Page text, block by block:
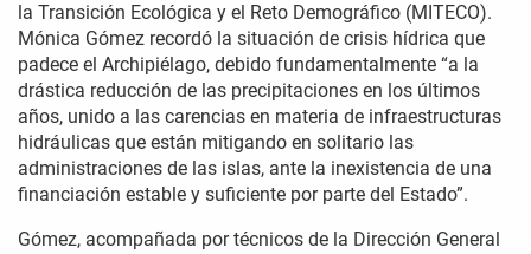
la Transición Ecológica y el Reto Demográfico (MITECO).
Mónica Gómez recordó la situación de crisis hídrica que
padece el Archipiélago, debido fundamentalmente “a la
drástica reducción de las precipitaciones en los últimos
años, unido a las carencias en materia de infraestructuras
hidráulicas que están mitigando en solitario las
administraciones de las islas, ante la inexistencia de una
financiación estable y suficiente por parte del Estado”.
Gómez, acompañada por técnicos de la Dirección General